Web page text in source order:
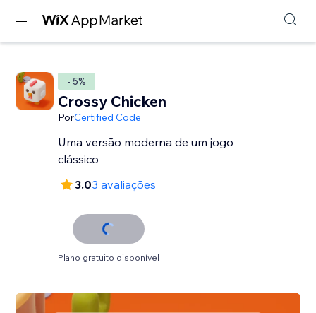
- 5%
Crossy Chicken
PorCertified Code
Uma versão moderna de um jogo
clássico
3.03 avaliações
Plano gratuito disponível